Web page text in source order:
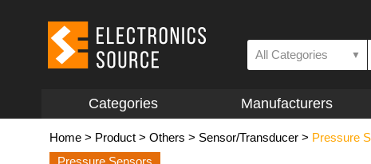
All Categories ▼
Categories Manufacturers
Home > Product > Others > Sensor/Transducer > Pressure
Pressure Sensors